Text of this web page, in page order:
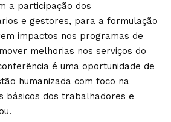
a participação dos
e gestores, para a formulação
impactos nos programas de
melhorias nos serviços do
é uma oportunidade de
humanizada com foco na
básicos dos trabalhadores e